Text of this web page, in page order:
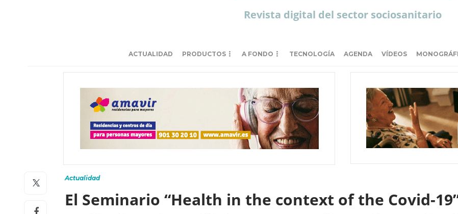
Revista digital del sector sociosanitario
ACTUALIDAD PRODUCTOS A FONDO TECNOLOGÍA AGENDA VÍDEOS
Actualidad
El Seminario “Health in the context of the Covid-